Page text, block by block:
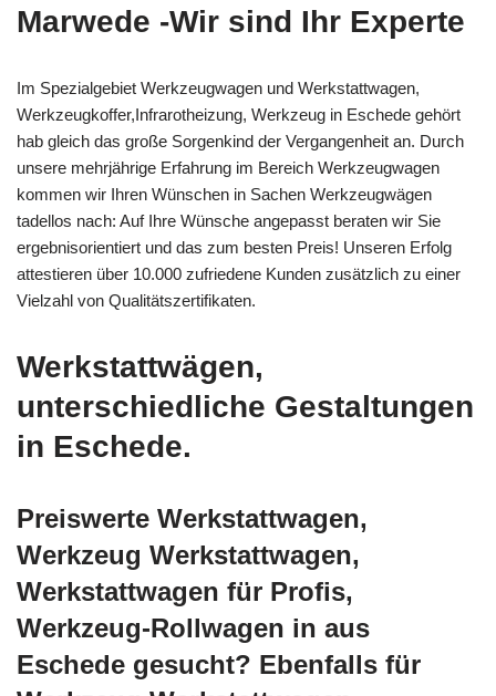
Marwede -Wir sind Ihr Experte
Im Spezialgebiet Werkzeugwagen und Werkstattwagen,
Werkzeugkoffer,Infrarotheizung, Werkzeug in Eschede gehört
hab gleich das große Sorgenkind der Vergangenheit an. Durch
unsere mehrjährige Erfahrung im Bereich Werkzeugwagen
kommen wir Ihren Wünschen in Sachen Werkzeugwägen
tadellos nach: Auf Ihre Wünsche angepasst beraten wir Sie
ergebnisorientiert und das zum besten Preis! Unseren Erfolg
attestieren über 10.000 zufriedene Kunden zusätzlich zu einer
Vielzahl von Qualitätszertifikaten.
Werkstattwägen,
unterschiedliche Gestaltungen
in Eschede.
Preiswerte Werkstattwagen,
Werkzeug Werkstattwagen,
Werkstattwagen für Profis,
Werkzeug-Rollwagen in aus
Eschede gesucht? Ebenfalls für